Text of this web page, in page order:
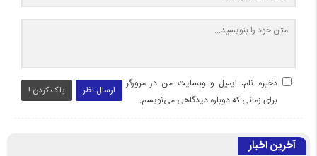
ارسال نظر پاک کردن !
ذخیره نام، ایمیل و وبسایت من در مرورگر
برای زمانی که دوباره دیدگاهی می‌نویسم.
آخرین اخبار